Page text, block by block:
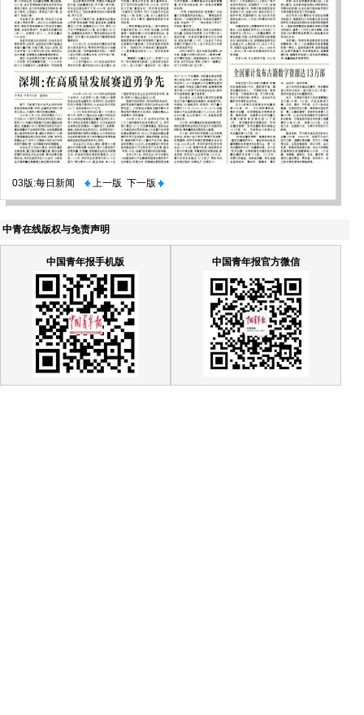
03版:每日新闻 上一版 下一版
中青在线版权与免责声明
中国青年报手机版 中国青年报官方微信